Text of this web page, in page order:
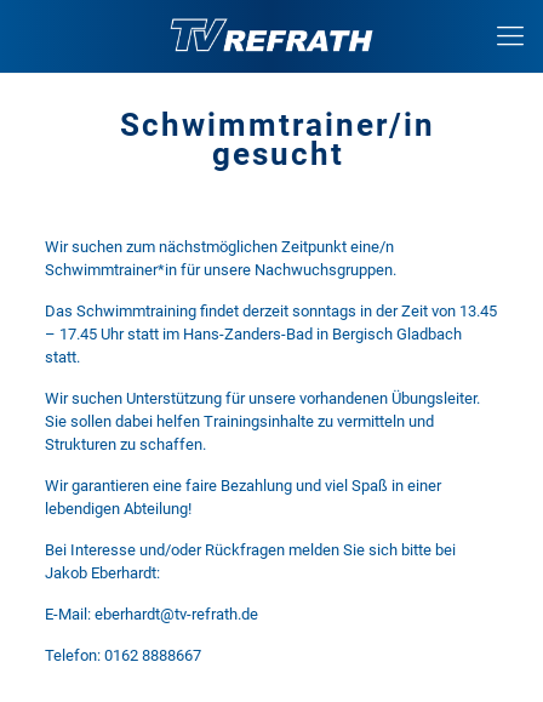
Schwimmtrainer/in
gesucht
Wir suchen zum nächstmöglichen Zeitpunkt eine/n
Schwimmtrainer*in für unsere Nachwuchsgruppen.
Das Schwimmtraining findet derzeit sonntags in der Zeit von 13.45
– 17.45 Uhr statt im Hans-Zanders-Bad in Bergisch Gladbach
statt.
Wir suchen Unterstützung für unsere vorhandenen Übungsleiter.
Sie sollen dabei helfen Trainingsinhalte zu vermitteln und
Strukturen zu schaffen.
Wir garantieren eine faire Bezahlung und viel Spaß in einer
lebendigen Abteilung!
Bei Interesse und/oder Rückfragen melden Sie sich bitte bei
Jakob Eberhardt:
E-Mail: eberhardt@tv-refrath.de
Telefon: 0162 8888667